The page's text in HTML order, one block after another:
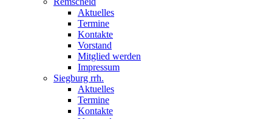
Aktuelles
Termine
Kontakte
Vorstand
Mitglied werden
Impressum
Siegburg rrh.
Aktuelles
Termine
Kontakte